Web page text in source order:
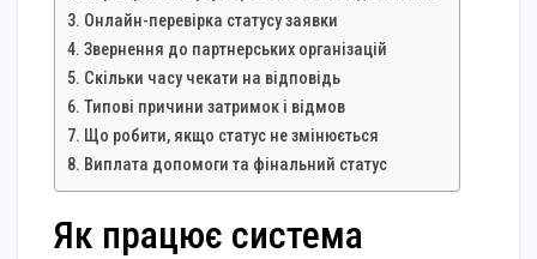
Онлайн-перевірка статусу заявки
Звернення до партнерських організацій
Скільки часу чекати на відповідь
Типові причини затримок і відмов
Що робити, якщо статус не змінюється
Виплата допомоги та фінальний статус
Як працює система